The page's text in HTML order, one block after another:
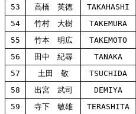
53
高橋 英徳 TAKAHASHI
54
竹村 大樹 TAKEMURA
55
竹本 明広 TAKEMOTO
56
田中 紀尋 TANAKA
57
土田 敬 TSUCHIDA
58
出宮 武司 DEMIYA
59
寺下 敏雄 TERASHITA